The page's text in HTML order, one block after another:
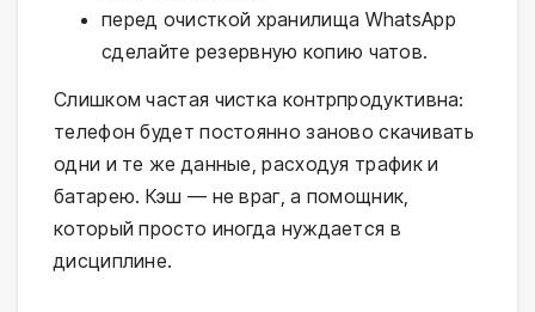
перед очисткой хранилища WhatsApp
сделайте резервную копию чатов.
Слишком частая чистка контрпродуктивна:
телефон будет постоянно заново скачивать
одни и те же данные, расходуя трафик и
батарею. Кэш — не враг, а помощник,
который просто иногда нуждается в
дисциплине.